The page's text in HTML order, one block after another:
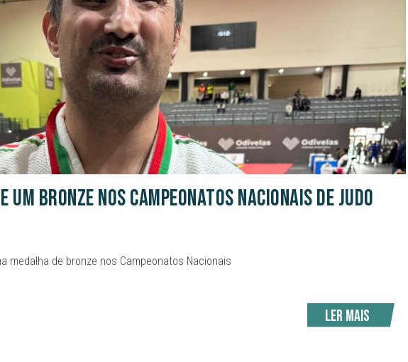
bronze nos Campeonatos Nacionais de Judo
medalha de bronze nos Campeonatos Nacionais
Ler mais